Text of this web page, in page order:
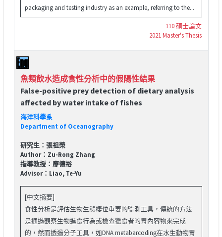
packaging and testing industry as an example, referring to the...
110 碩士論文
2021 Master's Thesis
魚類飲水造成食性分析中的假陽性結果
False-positive prey detection of dietary analysis
affected by water intake of fishes
海洋科學系
Department of Oceanography
研究生：張祖榮
Author：Zu-Rong Zhang
指導教授：廖德裕
Advisor：Liao, Te-Yu
[中文摘要]
食性分析是評估生物生態棲位重要的監測工具，傳統的方法
是通過觀察生物進食行為或檢查獵食者的胃內容物來完成
的，然而透過分子工具，如DNA metabarcoding在水生動物胃